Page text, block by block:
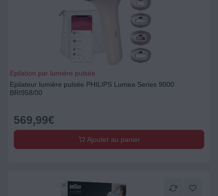
Epilation par lumière pulsée
Epilateur lumière pulsée PHILIPS Lumea Series 9000
BRI958/00
569,99€
Ajouter au panier